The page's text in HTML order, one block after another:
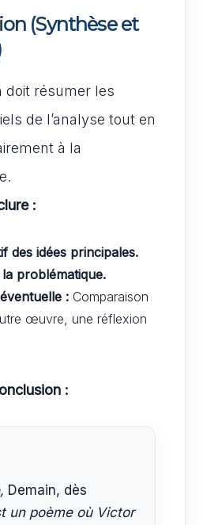
(Synthèse et
doit résumer les
de l’analyse tout en
à la
:
des idées principales.
problématique.
: Comparaison
œuvre, une réflexion
:
Demain, dès
un poème où Victor